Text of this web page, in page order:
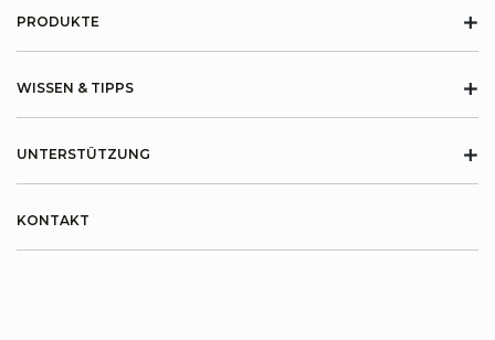
PRODUKTE +
WISSEN & TIPPS +
UNTERSTÜTZUNG +
KONTAKT